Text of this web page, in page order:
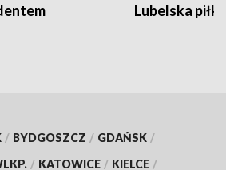
Lubelska piłka
/ BYDGOSZCZ / GDAŃSK /
/ KATOWICE / KIELCE /